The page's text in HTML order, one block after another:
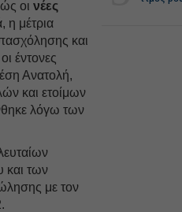
οινέες
η μέτρια
και
έντονες
Ανατολή,
και ετοίμων
λόγω των
και των
με τον